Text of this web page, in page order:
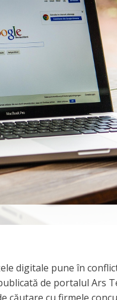
digitale pune în
de portalul Ars